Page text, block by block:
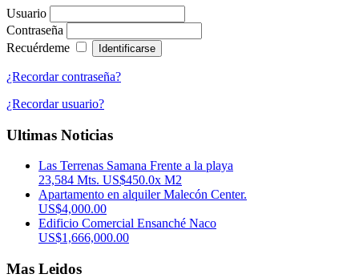
Usuario
Contraseña
Recuérdeme
¿Recordar contraseña?
¿Recordar usuario?
Ultimas Noticias
Las Terrenas Samana Frente a la playa
23,584 Mts. US$450.0x M2
Apartamento en alquiler Malecón Center.
US$4,000.00
Edificio Comercial Ensanché Naco
US$1,666,000.00
Mas Leidos